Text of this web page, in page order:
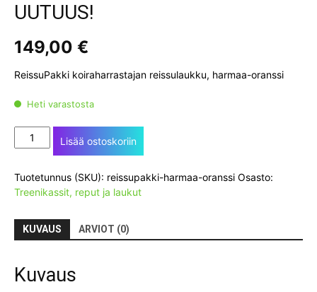
UUTUUS!
149,00 €
ReissuPakki koiraharrastajan reissulaukku, harmaa-oranssi
Heti varastosta
ReissuPakki
(harmaa-
-
UUTUUS!
Lisää ostoskoriin
Tuotetunnus (SKU): reissupakki-harmaa-oranssi Osasto:
Treenikassit, reput ja laukut
KUVAUS ARVIOT (0)
Kuvaus